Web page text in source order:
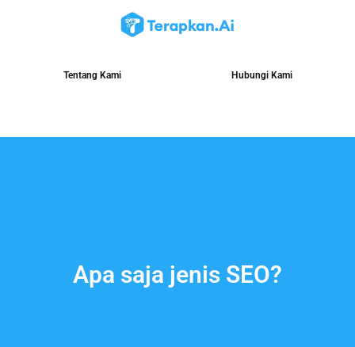
Tentang Kami Hubungi Kami
Apa saja jenis SEO?